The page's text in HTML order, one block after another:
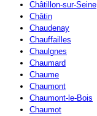
Châtillon-sur-Seine
Châtin
Chaudenay
Chauffailles
Chaulgnes
Chaumard
Chaume
Chaumont
Chaumont-le-Bois
Chaumot